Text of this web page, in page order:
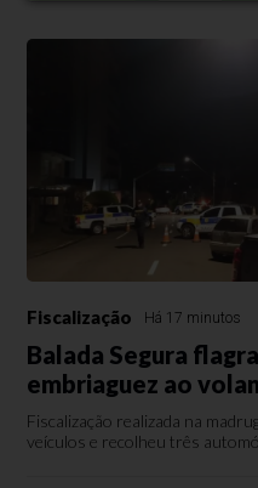
Fiscalização Há 17 minutos
Balada Segura
embriaguez ao
Fiscalização realizada na
veículos e recolheu três